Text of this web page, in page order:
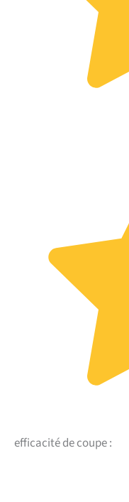
efficacité de coupe :